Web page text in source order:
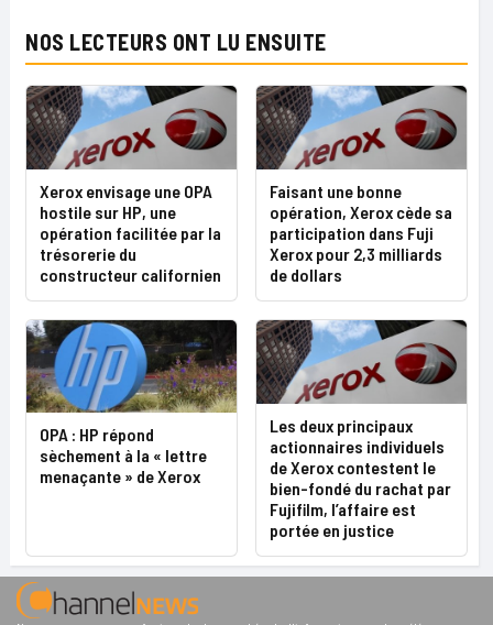
NOS LECTEURS ONT LU ENSUITE
Xerox envisage une OPA
hostile sur HP, une
opération facilitée par la
trésorerie du
constructeur californien
Faisant une bonne
opération, Xerox cède sa
participation dans Fuji
Xerox pour 2,3 milliards
de dollars
OPA : HP répond
sèchement à la « lettre
menaçante » de Xerox
Les deux principaux
actionnaires individuels
de Xerox contestent le
bien-fondé du rachat par
Fujifilm, l’affaire est
portée en justice